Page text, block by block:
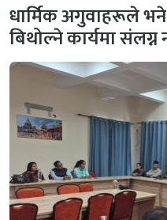
धार्मिक अगुवाहरूले
बिथोल्ने कार्यमा